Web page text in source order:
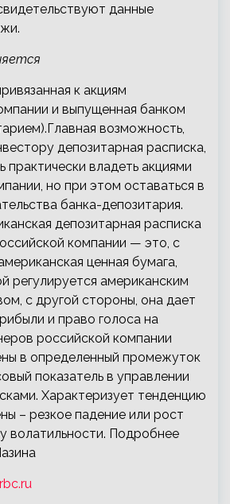
данные
к акциям
и выпущенная банком
возможность,
депозитарная расписка,
владеть акциями
но при этом оставаться в
банка-депозитария.
депозитарная расписка
компании — это, с
ценная бумага,
регулируется американским
с другой стороны, она дает
и право голоса на
российской компании
в определенный промежуток
показатель в управлении
Характеризует тенденцию
– резкое падение или рост
волатильности. Подробнее